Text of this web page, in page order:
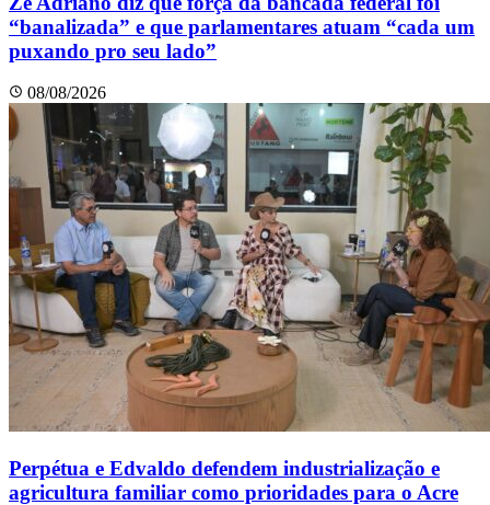
“banalizada” e que parlamentares atuam “cada um
puxando pro seu lado”
08/08/2026
Perpétua e Edvaldo defendem industrialização e
agricultura familiar como prioridades para o Acre